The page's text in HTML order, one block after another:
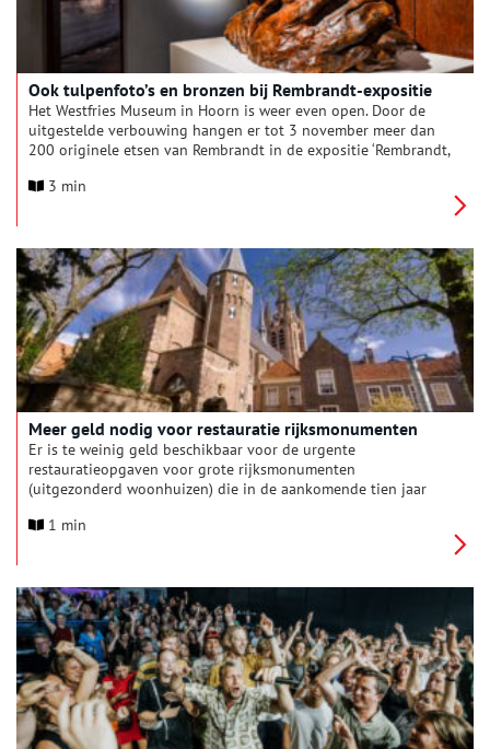
Ook tulpenfoto’s en bronzen bij Rembrandt-expositie
Het Westfries Museum in Hoorn is weer even open. Door de
uitgestelde verbouwing hangen er tot 3 november meer dan
200 originele etsen van Rembrandt in de expositie ‘Rembrandt,
meer te zien. Verstilde foto’s bijvoorbeeld: in twee
door het hele museum zijn bronzen beelden te bewonderen
die beeldhouwster Anat Ratzabi maakte naar aanleiding van
Rembrandts etsen.
3 min
Meer geld nodig voor restauratie rijksmonumenten
Er is te weinig geld beschikbaar voor de urgente
restauratieopgaven voor grote rijksmonumenten
(uitgezonderd woonhuizen) die in de aankomende tien jaar
Onderzoek restauratieopgave 2024 – 2033 en evaluatie
juni aan de Tweede Kamer beschikbaar is gesteld. De opdracht
voor dit rapport kwam van het rijk, provincies, gemeenten en
het Nationaal Restauratiefonds.
1 min